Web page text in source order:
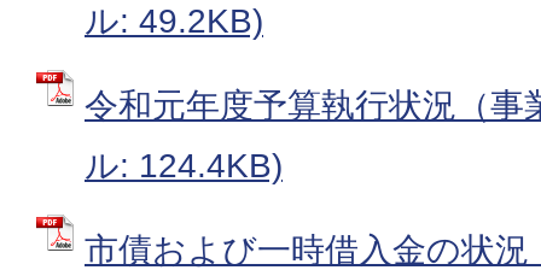
ル: 49.2KB)
令和元年度予算執行状況（事
ル: 124.4KB)
市債および一時借入金の状